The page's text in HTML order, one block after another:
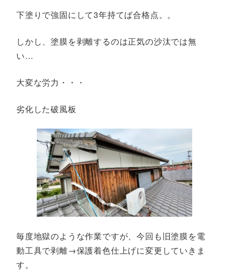
下塗りで強固にして3年持てば合格点。。
しかし、塗膜を剥離するのは正気の沙汰では無
い…
大変な労力・・・
劣化した破風板
毎度地獄のような作業ですが、今回も旧塗膜を電
動工具で剥離→保護着色仕上げに変更していきま
す。